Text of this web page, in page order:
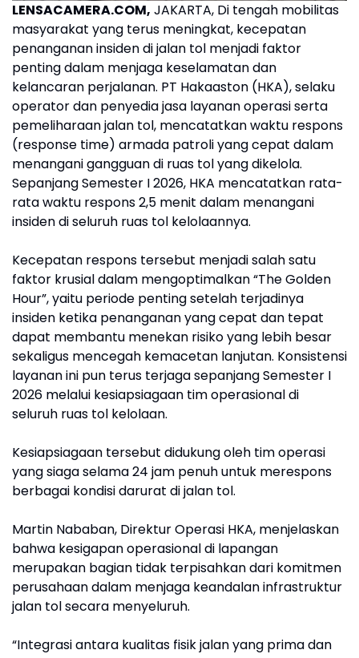
LENSACAMERA.COM, JAKARTA, Di tengah mobilitas
masyarakat yang terus meningkat, kecepatan
penanganan insiden di jalan tol menjadi faktor
penting dalam menjaga keselamatan dan
kelancaran perjalanan. PT Hakaaston (HKA), selaku
operator dan penyedia jasa layanan operasi serta
pemeliharaan jalan tol, mencatatkan waktu respons
(response time) armada patroli yang cepat dalam
menangani gangguan di ruas tol yang dikelola.
Sepanjang Semester I 2026, HKA mencatatkan rata-
rata waktu respons 2,5 menit dalam menangani
insiden di seluruh ruas tol kelolaannya.
Kecepatan respons tersebut menjadi salah satu
faktor krusial dalam mengoptimalkan “The Golden
Hour”, yaitu periode penting setelah terjadinya
insiden ketika penanganan yang cepat dan tepat
dapat membantu menekan risiko yang lebih besar
sekaligus mencegah kemacetan lanjutan. Konsistensi
layanan ini pun terus terjaga sepanjang Semester I
2026 melalui kesiapsiagaan tim operasional di
seluruh ruas tol kelolaan.
Kesiapsiagaan tersebut didukung oleh tim operasi
yang siaga selama 24 jam penuh untuk merespons
berbagai kondisi darurat di jalan tol.
Martin Nababan, Direktur Operasi HKA, menjelaskan
bahwa kesigapan operasional di lapangan
merupakan bagian tidak terpisahkan dari komitmen
perusahaan dalam menjaga keandalan infrastruktur
jalan tol secara menyeluruh.
“Integrasi antara kualitas fisik jalan yang prima dan